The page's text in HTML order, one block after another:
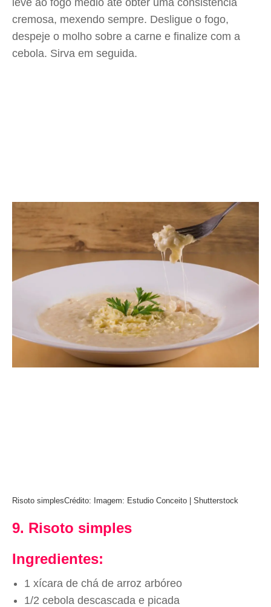
leve ao fogo médio até obter uma consistência
cremosa, mexendo sempre. Desligue o fogo,
despeje o molho sobre a carne e finalize com a
cebola. Sirva em seguida.
Risoto simplesCrédito: Imagem: Estudio Conceito | Shutterstock
9. Risoto simples
Ingredientes:
1 xícara de chá de arroz arbóreo
1/2 cebola descascada e picada